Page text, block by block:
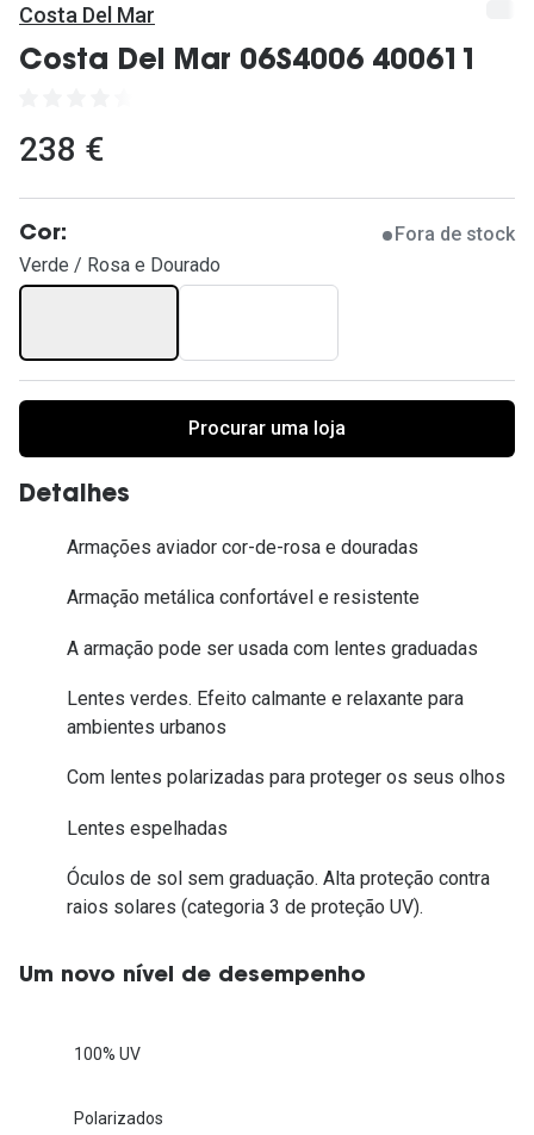
Costa Del Mar
Costa Del Mar 06S4006 400611
238 €
Cor:
Fora de stock
Verde / Rosa e Dourado
Procurar uma loja
Detalhes
Armações aviador cor-de-rosa e douradas
Armação metálica confortável e resistente
A armação pode ser usada com lentes graduadas
Lentes verdes. Efeito calmante e relaxante para
ambientes urbanos
Com lentes polarizadas para proteger os seus olhos
Lentes espelhadas
Óculos de sol sem graduação. Alta proteção contra
raios solares (categoria 3 de proteção UV).
Um novo nível de desempenho
100% UV
Polarizados